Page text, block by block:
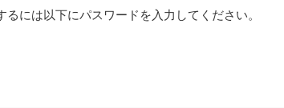
には以下にパスワードを入力してください。